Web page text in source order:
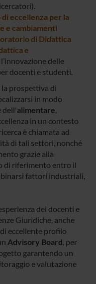
eccellenza per la
e cambiamenti
di Didattica
e
delle
docenti e studenti.
prospettiva di
in modo
dell'alimentare,
in un contesto
è chiamata ad
di tali settori, nonché
grazie alla
di riferimento entro il
fattori industriali,
dei docenti e
Giuridiche, anche
eccellente profilo
Advisory Board, per
garantendo un
e valutazione